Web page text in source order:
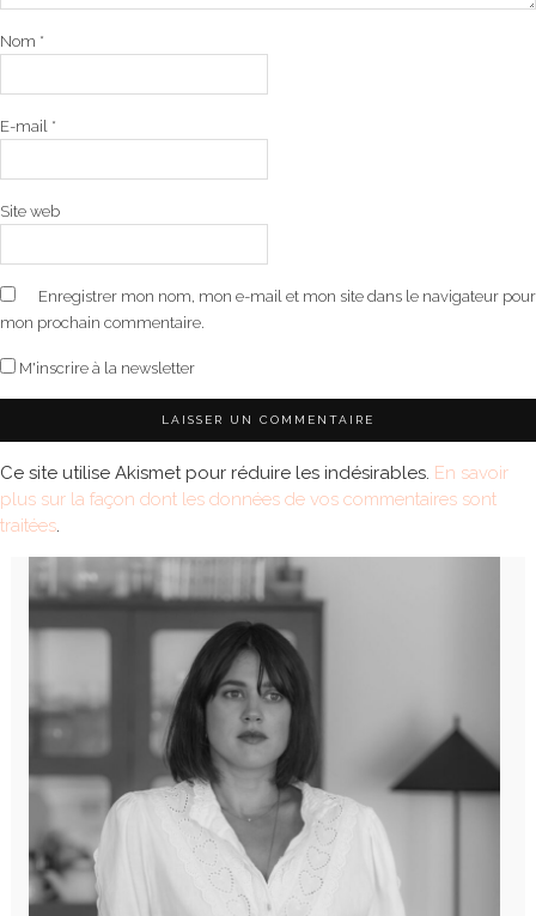
Nom *
E-mail *
Site web
Enregistrer mon nom, mon e-mail et mon site dans le navigateur pour
mon prochain commentaire.
M'inscrire à la newsletter
Ce site utilise Akismet pour réduire les indésirables. En savoir
plus sur la façon dont les données de vos commentaires sont
traitées.